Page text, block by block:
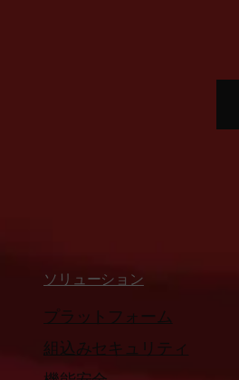
ソリューション
プラットフォーム
組込みセキュリティ